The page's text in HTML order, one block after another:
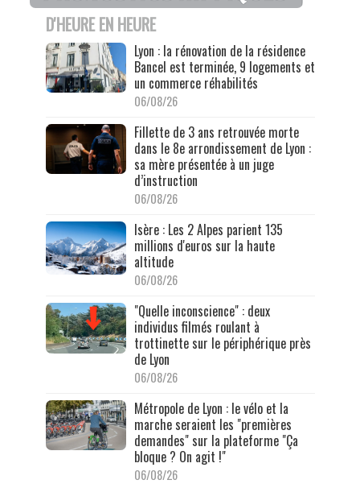
D'HEURE EN HEURE
Lyon : la rénovation de la résidence
Bancel est terminée, 9 logements et
un commerce réhabilités
06/08/26
Fillette de 3 ans retrouvée morte
dans le 8e arrondissement de Lyon :
sa mère présentée à un juge
d’instruction
06/08/26
Isère : Les 2 Alpes parient 135
millions d'euros sur la haute
altitude
06/08/26
"Quelle inconscience" : deux
individus filmés roulant à
trottinette sur le périphérique près
de Lyon
06/08/26
Métropole de Lyon : le vélo et la
marche seraient les "premières
demandes" sur la plateforme "Ça
bloque ? On agit !"
06/08/26